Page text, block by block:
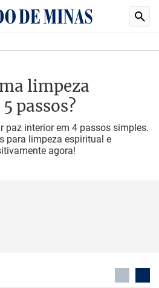
limpeza
passos?
paz interior em 4 passos simples.
para limpeza espiritual e
agora!